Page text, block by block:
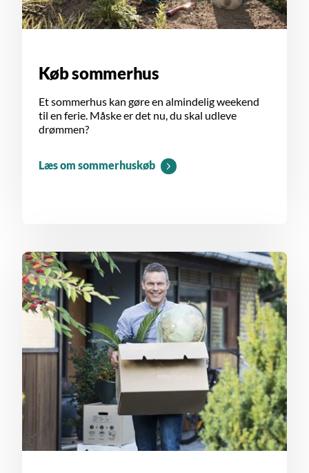
Køb sommerhus
Et sommerhus kan gøre en almindelig weekend
til en ferie. Måske er det nu, du skal udleve
drømmen?
Læs om sommerhuskøb